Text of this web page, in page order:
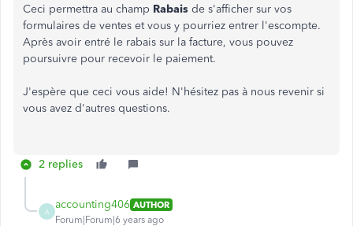
Ceci permettra au champ Rabais de s'afficher sur vos
formulaires de ventes et vous y pourriez entrer l'escompte.
Après avoir entré le rabais sur la facture, vous pouvez
poursuivre pour recevoir le paiement.
J'espère que ceci vous aide! N'hésitez pas à nous revenir si
vous avez d'autres questions.
2 replies
A
accounting406 AUTHOR
Forum|Forum|6 years ago